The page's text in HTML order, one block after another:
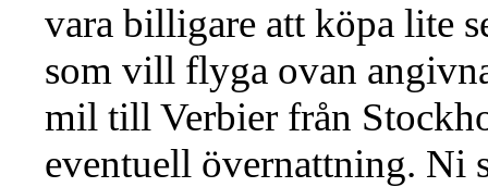
vara billigare att köpa lite
som vill flyga ovan
mil till Verbier från
eventuell övernattning. Ni